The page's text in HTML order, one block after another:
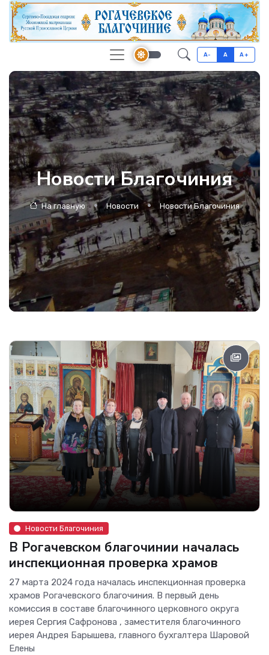
A- A A+
Новости Благочиния
На главную Новости Новости Благочиния
Новости Благочиния
В Рогачевском благочинии началась
инспекционная проверка храмов
27 марта 2024 года началась инспекционная проверка
храмов Рогачевского благочиния. В первый день
комиссия в составе благочинного церковного округа
иерея Сергия Сафронова , заместителя благочинного
иерея Андрея Барышева, главного бухгалтера Шаровой
Елены